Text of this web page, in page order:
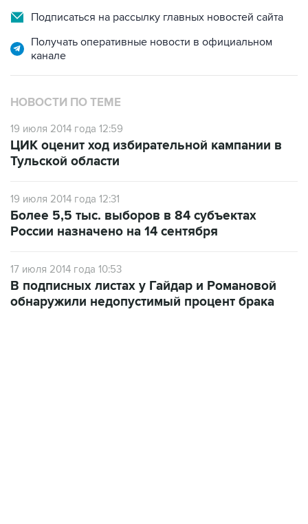
Подписаться на рассылку главных новостей сайта
Получать оперативные новости в официальном
канале
НОВОСТИ ПО ТЕМЕ
19 июля 2014 года 12:59
ЦИК оценит ход избирательной кампании в
Тульской области
19 июля 2014 года 12:31
Более 5,5 тыс. выборов в 84 субъектах
России назначено на 14 сентября
17 июля 2014 года 10:53
В подписных листах у Гайдар и Романовой
обнаружили недопустимый процент брака